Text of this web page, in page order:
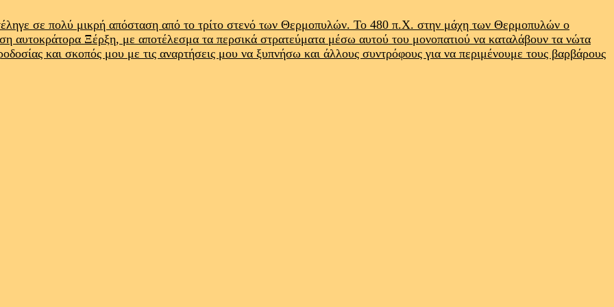
σε πολύ μικρή απόσταση από το τρίτο στενό των Θερμοπυλών. Το 480 π.Χ. στην μάχη των Θερμοπυλών ο
αυτοκράτορα Ξέρξη, με αποτέλεσμα τα περσικά στρατεύματα μέσω αυτού του μονοπατιού να καταλάβουν τα νώτα
και σκοπός μου με τις αναρτήσεις μου να ξυπνήσω και άλλους συντρόφους για να περιμένουμε τους βαρβάρους